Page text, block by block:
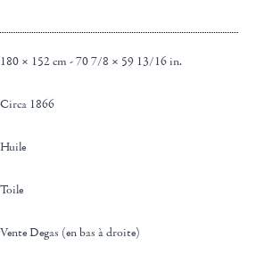
180 × 152 cm - 70 7/8 × 59 13/16 in.
Circa 1866
Huile
Toile
Vente Degas (en bas à droite)